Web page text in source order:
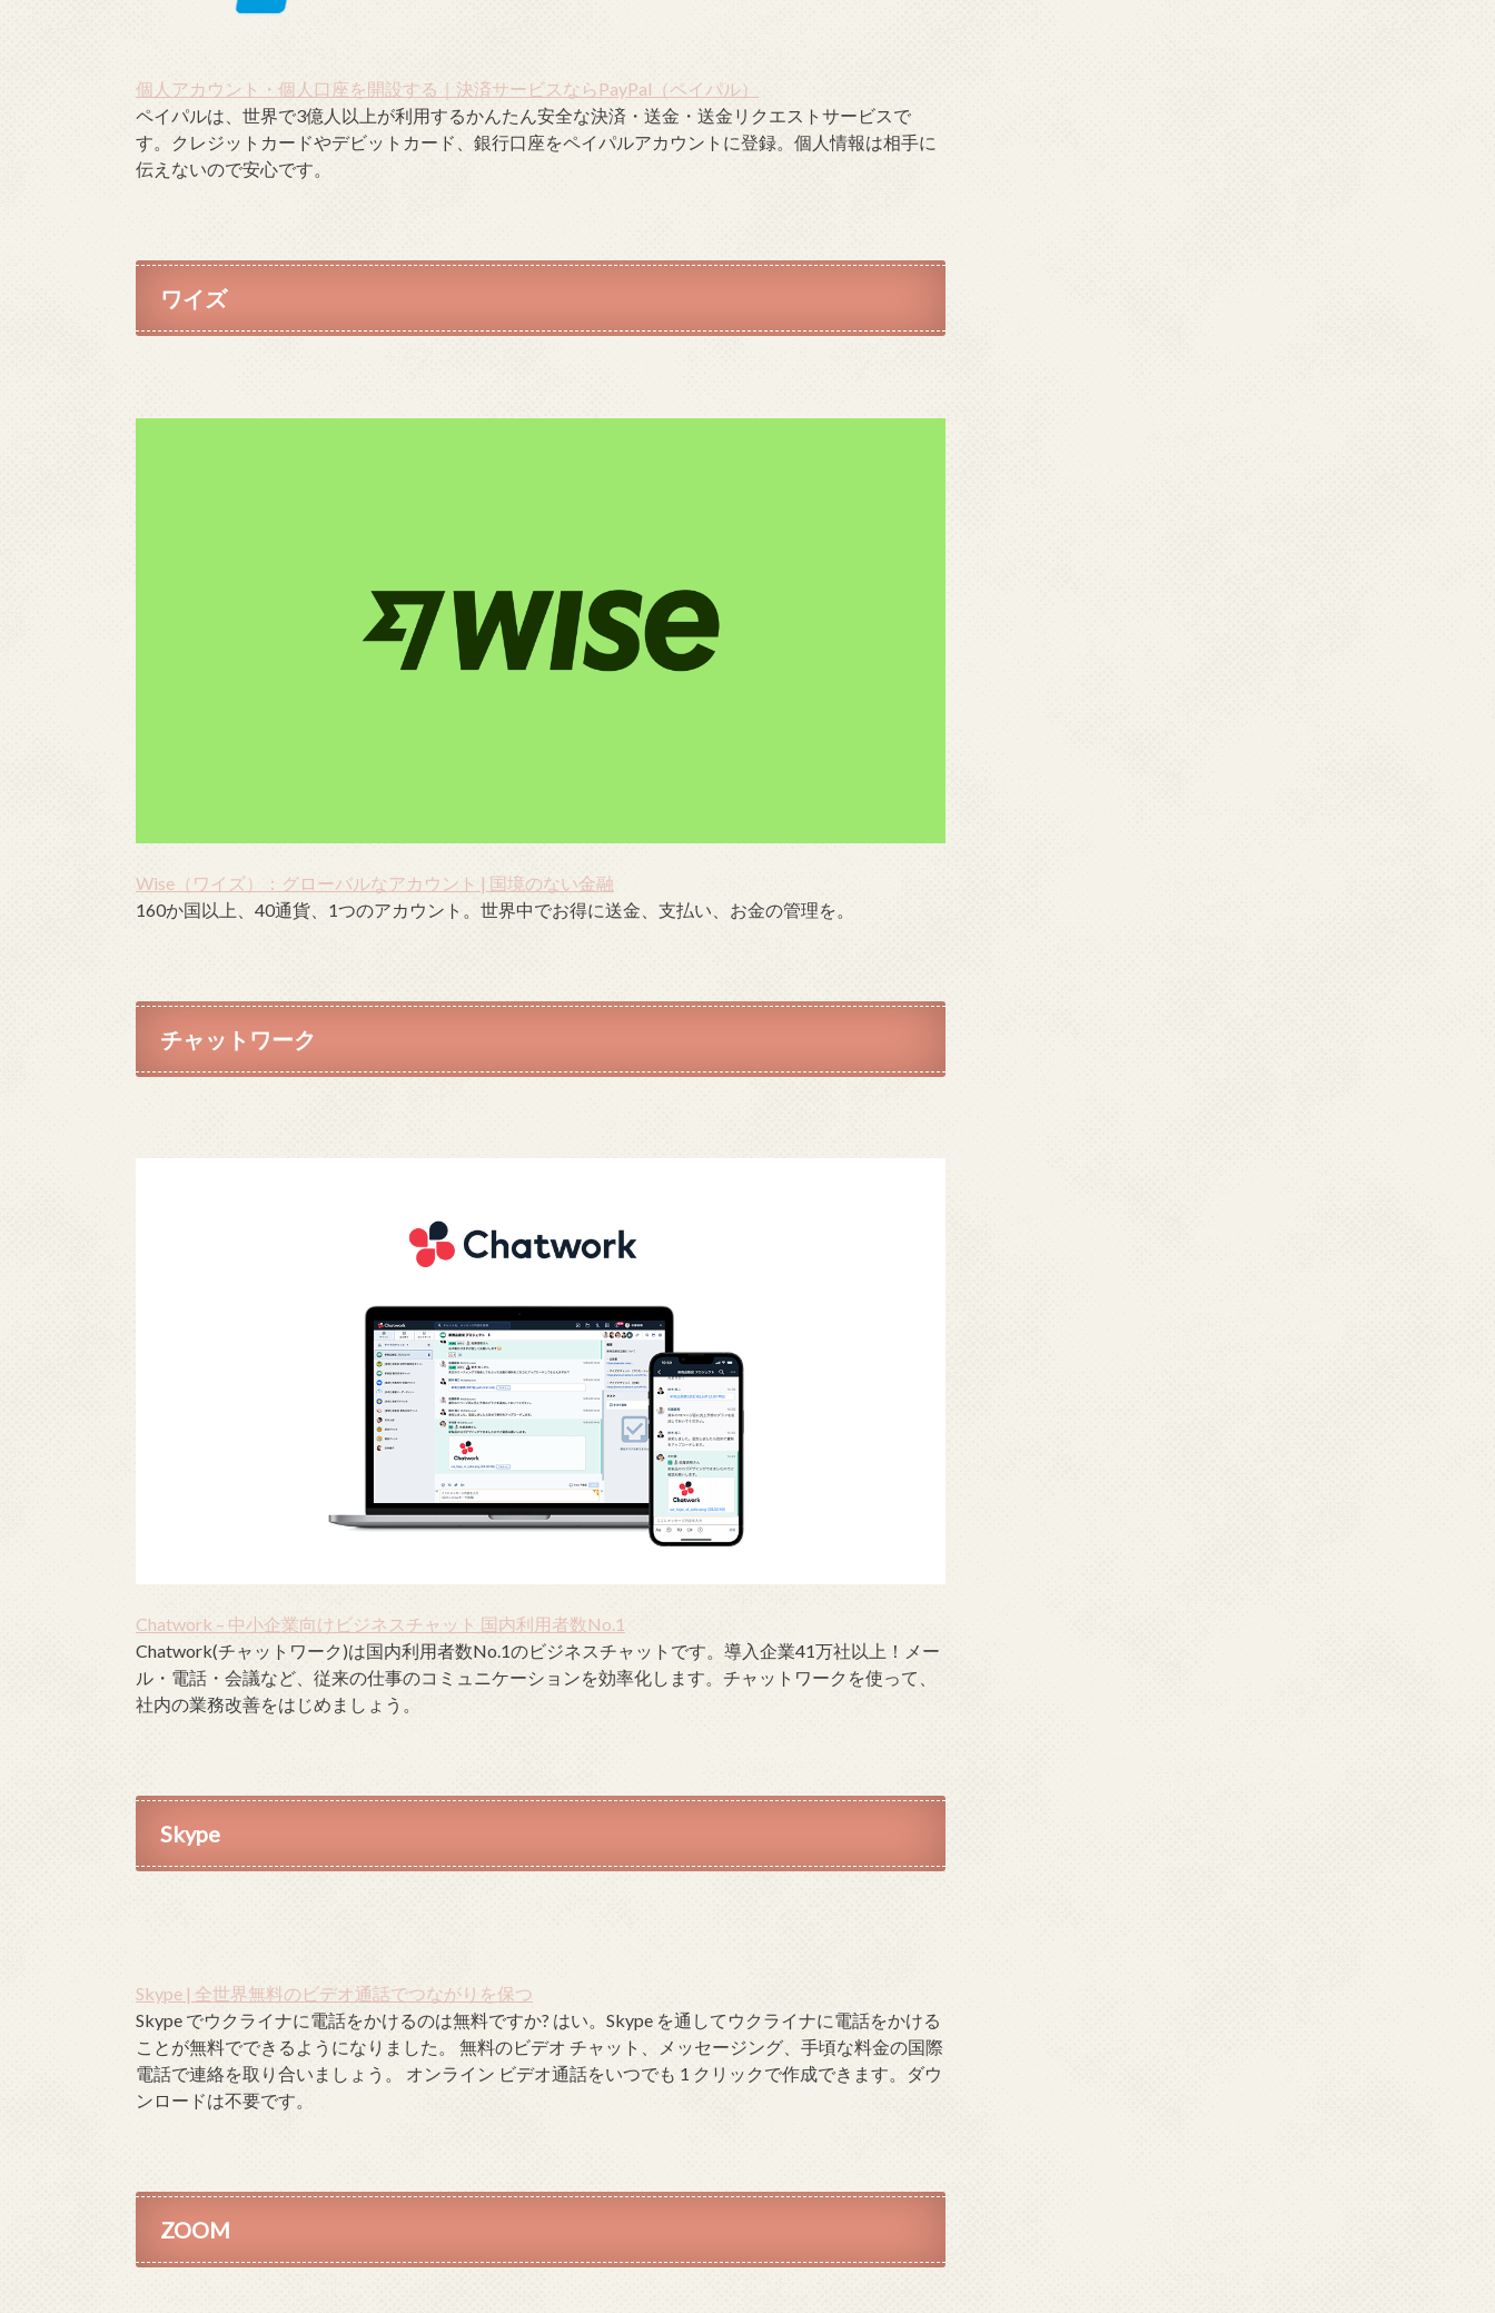
個人アカウント・個人口座を開設する｜決済サービスならPayPal（ペイパル）
ペイパルは、世界で3億人以上が利用するかんたん安全な決済・送金・送金リクエストサービスで
す。クレジットカードやデビットカード、銀行口座をペイパルアカウントに登録。個人情報は相手に
伝えないので安心です。
ワイズ
Wise（ワイズ）：グローバルなアカウント | 国境のない金融
160か国以上、40通貨、1つのアカウント。世界中でお得に送金、支払い、お金の管理を。
チャットワーク
Chatwork – 中小企業向けビジネスチャット 国内利用者数No.1
Chatwork(チャットワーク)は国内利用者数No.1のビジネスチャットです。導入企業41万社以上！メー
ル・電話・会議など、従来の仕事のコミュニケーションを効率化します。チャットワークを使って、
社内の業務改善をはじめましょう。
Skype
Skype | 全世界無料のビデオ通話でつながりを保つ
Skype でウクライナに電話をかけるのは無料ですか? はい。Skype を通してウクライナに電話をかける
ことが無料でできるようになりました。 無料のビデオ チャット、メッセージング、手頃な料金の国際
電話で連絡を取り合いましょう。 オンライン ビデオ通話をいつでも 1 クリックで作成できます。ダウ
ンロードは不要です。
ZOOM